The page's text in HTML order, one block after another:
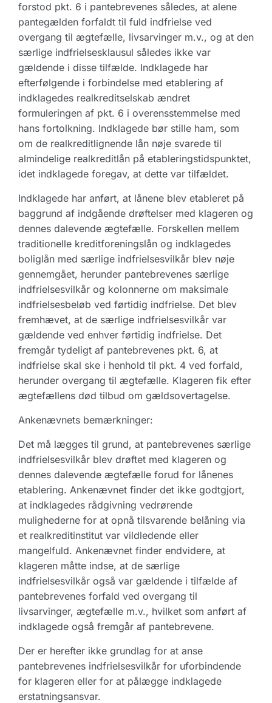
forstod pkt. 6 i pantebrevenes således, at alene
pantegælden forfaldt til fuld indfrielse ved
overgang til ægtefælle, livsarvinger m.v., og at den
særlige indfrielsesklausul således ikke var
gældende i disse tilfælde. Indklagede har
efterfølgende i forbindelse med etablering af
indklagedes realkreditselskab ændret
formuleringen af pkt. 6 i overensstemmelse med
hans fortolkning. Indklagede bør stille ham, som
om de realkreditlignende lån nøje svarede til
almindelige realkreditlån på etableringstidspunktet,
idet indklagede foregav, at dette var tilfældet.
Indklagede har anført, at lånene blev etableret på
baggrund af indgående drøftelser med klageren og
dennes dalevende ægtefælle. Forskellen mellem
traditionelle kreditforeningslån og indklagedes
boliglån med særlige indfrielsesvilkår blev nøje
gennemgået, herunder pantebrevenes særlige
indfrielsesvilkår og kolonnerne om maksimale
indfrielsesbeløb ved førtidig indfrielse. Det blev
fremhævet, at de særlige indfrielsesvilkår var
gældende ved enhver førtidig indfrielse. Det
fremgår tydeligt af pantebrevenes pkt. 6, at
indfrielse skal ske i henhold til pkt. 4 ved forfald,
herunder overgang til ægtefælle. Klageren fik efter
ægtefællens død tilbud om gældsovertagelse.
Ankenævnets bemærkninger:
Det må lægges til grund, at pantebrevenes særlige
indfrielsesvilkår blev drøftet med klageren og
dennes dalevende ægtefælle forud for lånenes
etablering. Ankenævnet finder det ikke godtgjort,
at indklagedes rådgivning vedrørende
mulighederne for at opnå tilsvarende belåning via
et realkreditinstitut var vildledende eller
mangelfuld. Ankenævnet finder endvidere, at
klageren måtte indse, at de særlige
indfrielsesvilkår også var gældende i tilfælde af
pantebrevenes forfald ved overgang til
livsarvinger, ægtefælle m.v., hvilket som anført af
indklagede også fremgår af pantebrevene.
Der er herefter ikke grundlag for at anse
pantebrevenes indfrielsesvilkår for uforbindende
for klageren eller for at pålægge indklagede
erstatningsansvar.